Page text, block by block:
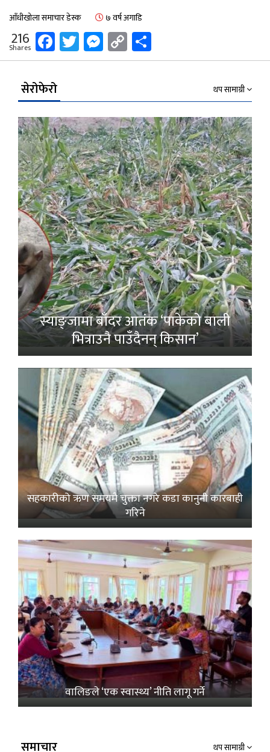
आँधीखोला समाचार डेस्क ७ वर्ष अगाडि
216
Shares Facebook
Twitter
Messenger
Copy
Link
सेरोफेरो थप सामाग्री
स्याङ्जामा बाँदर आतंक ‘पाकेको बाली
भित्राउनै पाउँदैनन् किसान’
सहकारीको ऋण समयमै चुक्ता नगरे कडा कानुनी कारबाही
गरिने
वालिङले ‘एक स्वास्थ्य’ नीति लागू गर्ने
समाचार थप सामाग्री